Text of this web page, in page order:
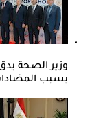
بسبب